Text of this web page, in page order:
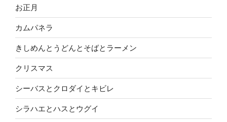
お正月
カムパネラ
きしめんとうどんとそばとラーメン
クリスマス
シーバスとクロダイとキビレ
シラハエとハスとウグイ